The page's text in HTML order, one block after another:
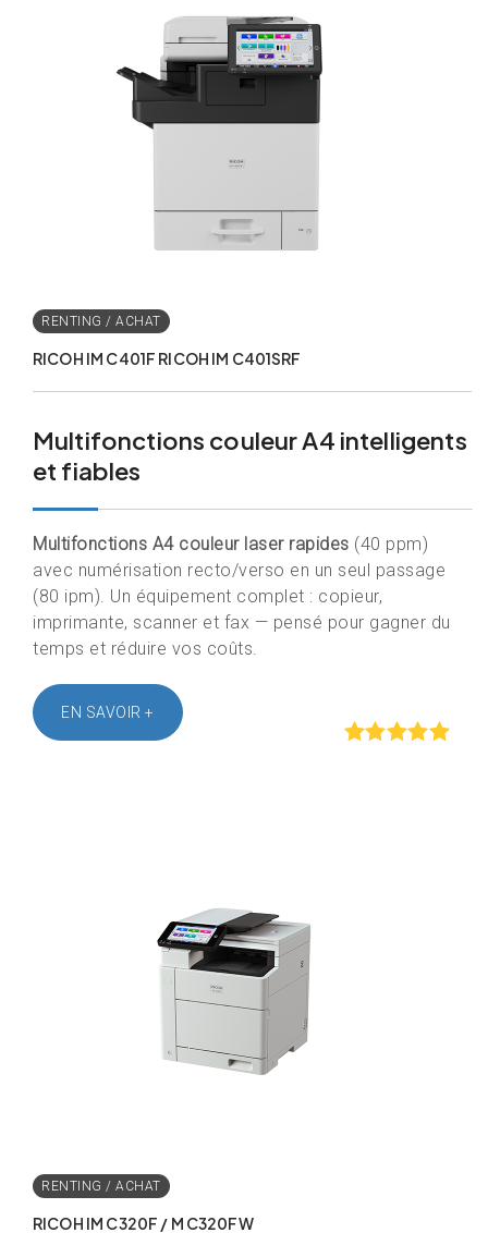
RICOH IM C401F RICOH IM C401SRF
Multifonctions couleur A4 intelligents
et fiables
Multifonctions A4 couleur laser rapides (40 ppm)
avec numérisation recto/verso en un seul passage
(80 ipm). Un équipement complet : copieur,
imprimante, scanner et fax — pensé pour gagner du
temps et réduire vos coûts.
EN SAVOIR +
RICOH IM C320F / M C320FW